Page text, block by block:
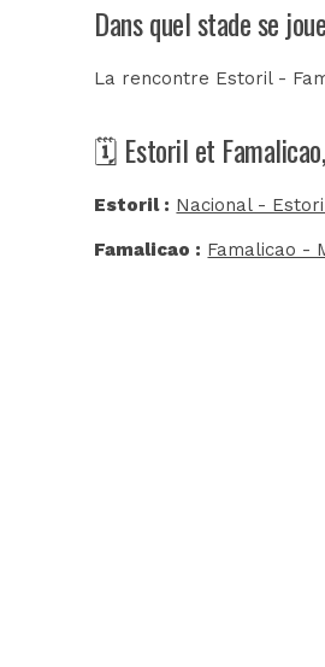
Dans quel stade se
La rencontre Estoril -
🗓️ Estoril et
Estoril : Nacional -
Famalicao : Famalicao -